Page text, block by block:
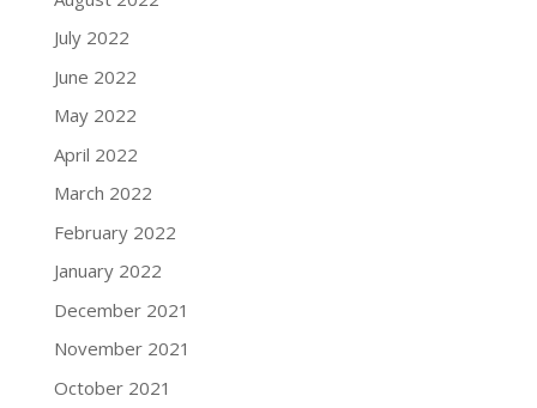
July 2022
June 2022
May 2022
April 2022
March 2022
February 2022
January 2022
December 2021
November 2021
October 2021